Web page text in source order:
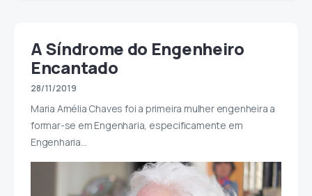
A Síndrome do Engenheiro
Encantado
28/11/2019
Maria Amélia Chaves foi a primeira mulher engenheira a
formar-se em Engenharia, especificamente em
Engenharia…